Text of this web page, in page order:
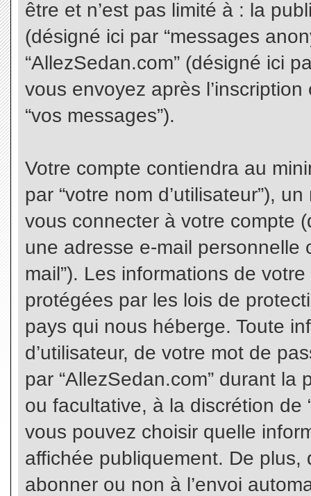
être et n’est pas limité à : la
(désigné ici par “messages
“AllezSedan.com” (désigné ici
vous envoyez après
“vos messages”).
Votre compte contiendra au
par “votre nom d’utilisateur”),
vous connecter à votre compte
une adresse e-mail personnelle
mail”). Les informations de
protégées par les lois de
pays qui nous héberge. Toute
d’utilisateur, de votre mot de
par “AllezSedan.com” durant la
ou facultative, à la discrétion de
vous pouvez choisir quelle
affichée publiquement. De plus,
abonner ou non à l’envoi